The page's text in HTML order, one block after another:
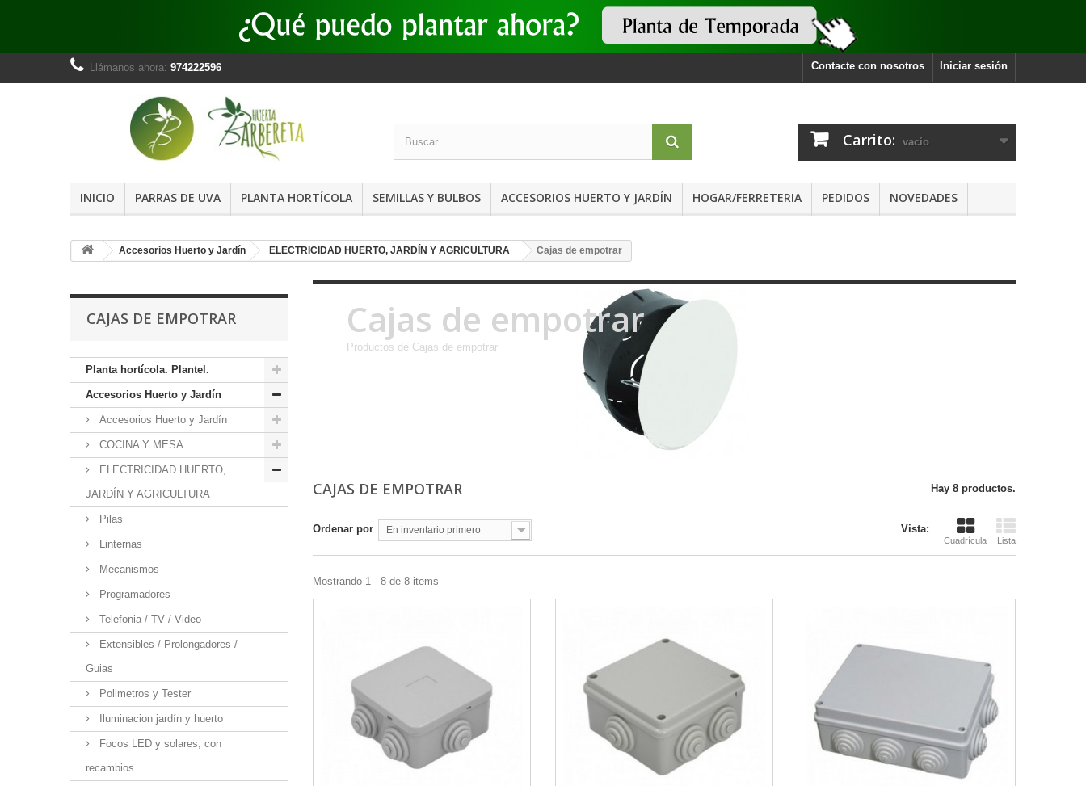
Iniciar sesión
Contacte con nosotros
Llámanos ahora: 974222596
Carrito: vacío
INICIO PARRAS DE UVA PLANTA HORTÍCOLA SEMILLAS Y BULBOS ACCESORIOS HUERTO Y JARDÍN HOGAR/FERRETERIA PEDIDOS NOVEDADES
Accesorios Huerto y Jardín ELECTRICIDAD HUERTO, JARDÍN Y AGRICULTURA Cajas de empotrar
CAJAS DE EMPOTRAR
Planta hortícola. Plantel.
Accesorios Huerto y Jardín
Accesorios Huerto y Jardín
COCINA Y MESA
ELECTRICIDAD HUERTO,
JARDÍN Y AGRICULTURA
Pilas
Linternas
Mecanismos
Programadores
Telefonia / TV / Video
Extensibles / Prolongadores /
Guias
Polimetros y Tester
Iluminacion jardín y huerto
Focos LED y solares, con
recambios
Cajas de empotrar
Productos de Cajas de empotrar
CAJAS DE EMPOTRAR Hay 8 productos.
Vista:
Cuadrícula Lista
Ordenar por En inventario primero
Mostrando 1 - 8 de 8 items